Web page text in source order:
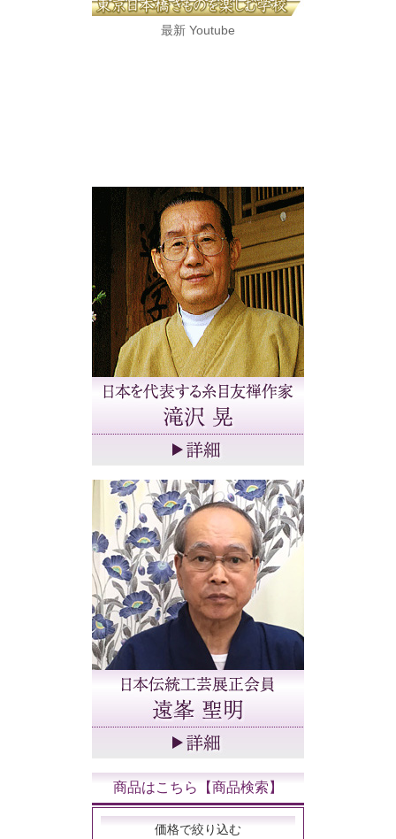
最新 Youtube
商品はこちら【商品検索】
価格で絞り込む